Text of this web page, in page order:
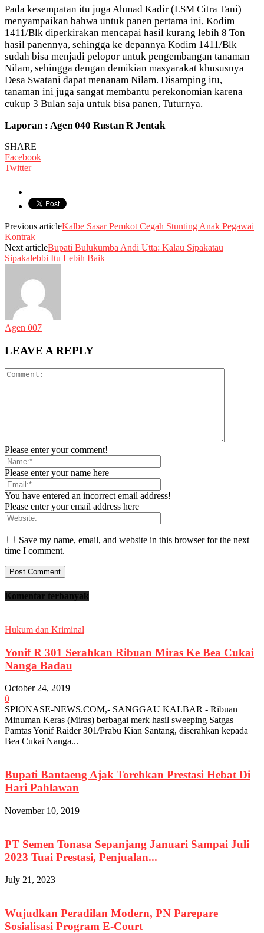
Pada kesempatan itu juga Ahmad Kadir (LSM Citra Tani)
menyampaikan bahwa untuk panen pertama ini, Kodim
1411/Blk diperkirakan mencapai hasil kurang lebih 8 Ton
hasil panennya, sehingga ke depannya Kodim 1411/Blk
sudah bisa menjadi pelopor untuk pengembangan tanaman
Nilam, sehingga dengan demikian masyarakat khususnya
Desa Swatani dapat menanam Nilam. Disamping itu,
tanaman ini juga sangat membantu perekonomian karena
cukup 3 Bulan saja untuk bisa panen, Tuturnya.
Laporan : Agen 040 Rustan R Jentak
SHARE
Facebook
Twitter
Previous articleKalbe Sasar Pemkot Cegah Stunting Anak Pegawai
Kontrak
Next articleBupati Bulukumba Andi Utta: Kalau Sipakatau
Sipakalebbi Itu Lebih Baik
Agen 007
LEAVE A REPLY
Please enter your comment!
Please enter your name here
You have entered an incorrect email address!
Please enter your email address here
Save my name, email, and website in this browser for the next
time I comment.
Komentar terbanyak
Hukum dan Kriminal
Yonif R 301 Serahkan Ribuan Miras Ke Bea Cukai
Nanga Badau
October 24, 2019
0
SPIONASE-NEWS.COM,- SANGGAU KALBAR - Ribuan
Minuman Keras (Miras) berbagai merk hasil sweeping Satgas
Pamtas Yonif Raider 301/Prabu Kian Santang, diserahkan kepada
Bea Cukai Nanga...
Bupati Bantaeng Ajak Torehkan Prestasi Hebat Di
Hari Pahlawan
November 10, 2019
PT Semen Tonasa Sepanjang Januari Sampai Juli
2023 Tuai Prestasi, Penjualan...
July 21, 2023
Wujudkan Peradilan Modern, PN Parepare
Sosialisasi Program E-Court